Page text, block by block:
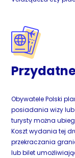
Obywatele Polski
posiadania wizy lub
turysty można
Koszt wydania tej
przekraczania
lub bilet